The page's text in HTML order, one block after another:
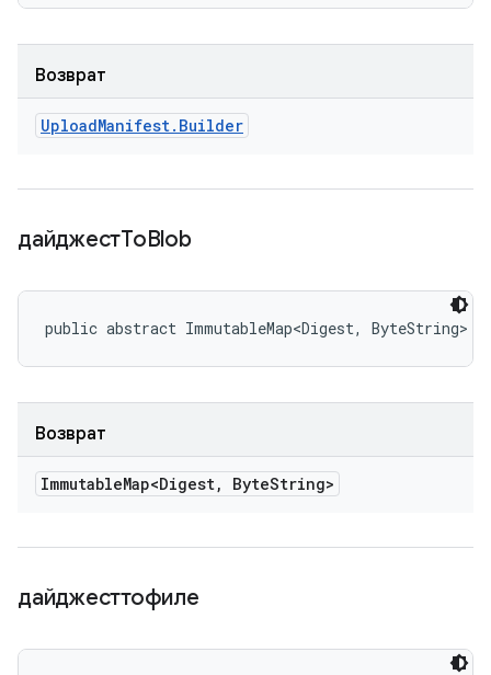
Возврат
UploadManifest. Builder
дайджестToBlob
public abstract ImmutableMap<Digest, ByteString>
Возврат
ImmutableMap<Digest, ByteString>
дайджесттофиле